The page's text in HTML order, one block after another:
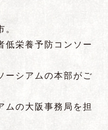
低栄養予防コンソー
ーシアムの本部がご
ムの大阪事務局を担